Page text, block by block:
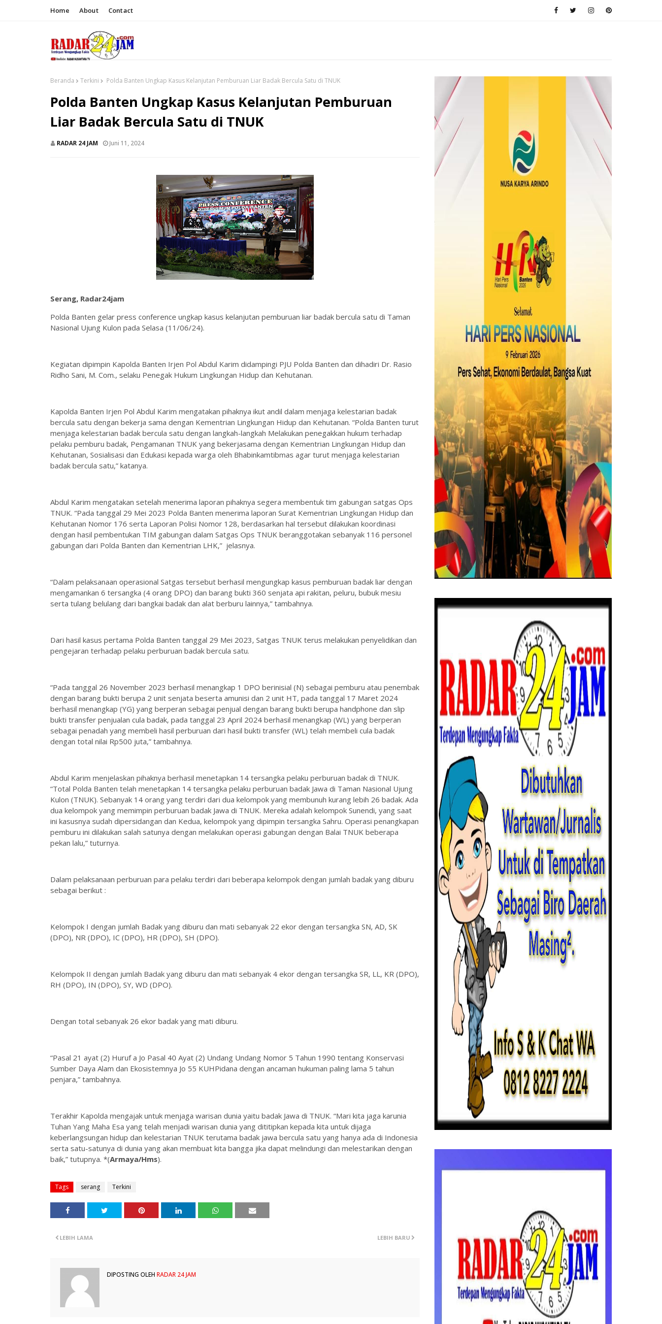
Home About Contact
Beranda Terkini Polda Banten Ungkap Kasus Kelanjutan Pemburuan Liar Badak Bercula Satu di TNUK
Polda Banten Ungkap Kasus Kelanjutan Pemburuan
Liar Badak Bercula Satu di TNUK
RADAR 24 JAM Juni 11, 2024
Serang, Radar24jam
Polda Banten gelar press conference ungkap kasus kelanjutan pemburuan liar badak bercula satu di Taman
Nasional Ujung Kulon pada Selasa (11/06/24).
Kegiatan dipimpin Kapolda Banten Irjen Pol Abdul Karim didampingi PJU Polda Banten dan dihadiri Dr. Rasio
Ridho Sani, M. Com., selaku Penegak Hukum Lingkungan Hidup dan Kehutanan.
Kapolda Banten Irjen Pol Abdul Karim mengatakan pihaknya ikut andil dalam menjaga kelestarian badak
bercula satu dengan bekerja sama dengan Kementrian Lingkungan Hidup dan Kehutanan. “Polda Banten turut
menjaga kelestarian badak bercula satu dengan langkah-langkah Melakukan penegakkan hukum terhadap
pelaku pemburu badak, Pengamanan TNUK yang bekerjasama dengan Kementrian Lingkungan Hidup dan
Kehutanan, Sosialisasi dan Edukasi kepada warga oleh Bhabinkamtibmas agar turut menjaga kelestarian
badak bercula satu,” katanya.
Abdul Karim mengatakan setelah menerima laporan pihaknya segera membentuk tim gabungan satgas Ops
TNUK. “Pada tanggal 29 Mei 2023 Polda Banten menerima laporan Surat Kementrian Lingkungan Hidup dan
Kehutanan Nomor 176 serta Laporan Polisi Nomor 128, berdasarkan hal tersebut dilakukan koordinasi
dengan hasil pembentukan TIM gabungan dalam Satgas Ops TNUK beranggotakan sebanyak 116 personel
gabungan dari Polda Banten dan Kementrian LHK,” jelasnya.
“Dalam pelaksanaan operasional Satgas tersebut berhasil mengungkap kasus pemburuan badak liar dengan
mengamankan 6 tersangka (4 orang DPO) dan barang bukti 360 senjata api rakitan, peluru, bubuk mesiu
serta tulang belulang dari bangkai badak dan alat berburu lainnya,” tambahnya.
Dari hasil kasus pertama Polda Banten tanggal 29 Mei 2023, Satgas TNUK terus melakukan penyelidikan dan
pengejaran terhadap pelaku perburuan badak bercula satu.
“Pada tanggal 26 November 2023 berhasil menangkap 1 DPO berinisial (N) sebagai pemburu atau penembak
dengan barang bukti berupa 2 unit senjata beserta amunisi dan 2 unit HT, pada tanggal 17 Maret 2024
berhasil menangkap (YG) yang berperan sebagai penjual dengan barang bukti berupa handphone dan slip
bukti transfer penjualan cula badak, pada tanggal 23 April 2024 berhasil menangkap (WL) yang berperan
sebagai penadah yang membeli hasil perburuan dari hasil bukti transfer (WL) telah membeli cula badak
dengan total nilai Rp500 juta,” tambahnya.
Abdul Karim menjelaskan pihaknya berhasil menetapkan 14 tersangka pelaku perburuan badak di TNUK.
“Total Polda Banten telah menetapkan 14 tersangka pelaku perburuan badak Jawa di Taman Nasional Ujung
Kulon (TNUK). Sebanyak 14 orang yang terdiri dari dua kelompok yang membunuh kurang lebih 26 badak. Ada
dua kelompok yang memimpin perburuan badak Jawa di TNUK. Mereka adalah kelompok Sunendi, yang saat
ini kasusnya sudah dipersidangan dan Kedua, kelompok yang dipimpin tersangka Sahru. Operasi penangkapan
pemburu ini dilakukan salah satunya dengan melakukan operasi gabungan dengan Balai TNUK beberapa
pekan lalu,” tuturnya.
Dalam pelaksanaan perburuan para pelaku terdiri dari beberapa kelompok dengan jumlah badak yang diburu
sebagai berikut :
Kelompok I dengan jumlah Badak yang diburu dan mati sebanyak 22 ekor dengan tersangka SN, AD, SK
(DPO), NR (DPO), IC (DPO), HR (DPO), SH (DPO).
Kelompok II dengan jumlah Badak yang diburu dan mati sebanyak 4 ekor dengan tersangka SR, LL, KR (DPO),
RH (DPO), IN (DPO), SY, WD (DPO).
Dengan total sebanyak 26 ekor badak yang mati diburu.
“Pasal 21 ayat (2) Huruf a Jo Pasal 40 Ayat (2) Undang Undang Nomor 5 Tahun 1990 tentang Konservasi
Sumber Daya Alam dan Ekosistemnya Jo 55 KUHPidana dengan ancaman hukuman paling lama 5 tahun
penjara,” tambahnya.
Terakhir Kapolda mengajak untuk menjaga warisan dunia yaitu badak Jawa di TNUK. “Mari kita jaga karunia
Tuhan Yang Maha Esa yang telah menjadi warisan dunia yang dititipkan kepada kita untuk dijaga
keberlangsungan hidup dan kelestarian TNUK terutama badak jawa bercula satu yang hanya ada di Indonesia
serta satu-satunya di dunia yang akan membuat kita bangga jika dapat melindungi dan melestarikan dengan
baik,” tutupnya. *(Armaya/Hms).
Tags serang Terkini
LEBIH BARU
LEBIH LAMA
DIPOSTING OLEH RADAR 24 JAM